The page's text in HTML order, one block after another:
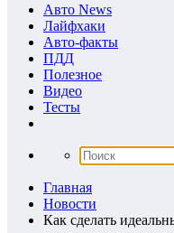
Авто News
Лайфхаки
Авто-факты
ПДД
Полезное
Видео
Тесты
Главная
Новости
Как сделать